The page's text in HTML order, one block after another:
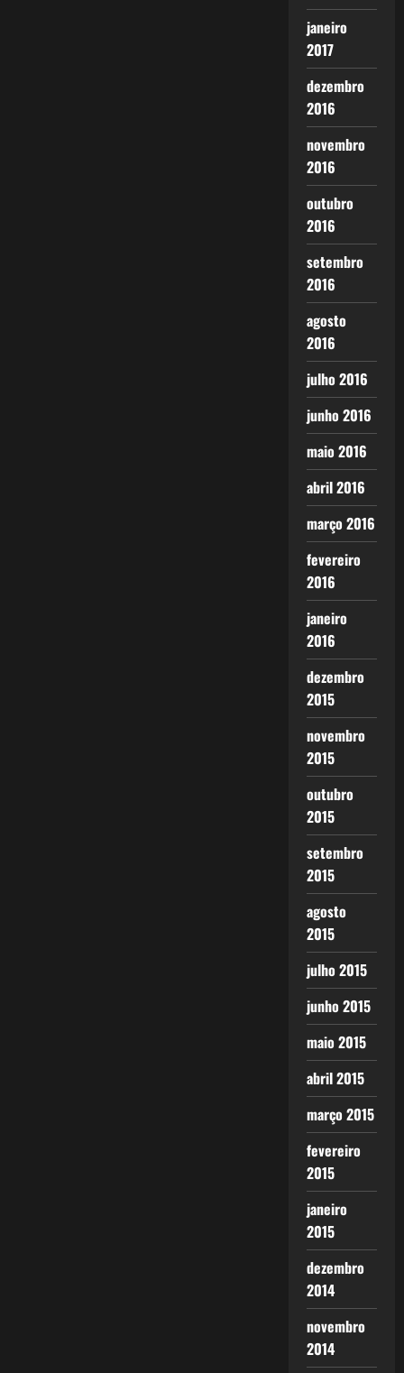
janeiro
2017
dezembro
2016
novembro
2016
outubro
2016
setembro
2016
agosto
2016
julho 2016
junho 2016
maio 2016
abril 2016
março 2016
fevereiro
2016
janeiro
2016
dezembro
2015
novembro
2015
outubro
2015
setembro
2015
agosto
2015
julho 2015
junho 2015
maio 2015
abril 2015
março 2015
fevereiro
2015
janeiro
2015
dezembro
2014
novembro
2014